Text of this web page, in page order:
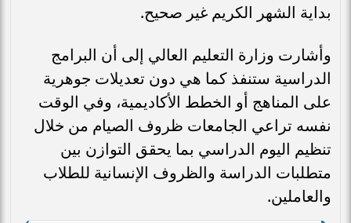
بداية الشهر الكريم غير صحيح.
وأشارت وزارة التعليم العالي إلى أن البرامج
الدراسية ستنفذ كما هي دون تعديلات جوهرية
على المناهج أو الخطط الأكاديمية، وفي الوقت
نفسه تراعي الجامعات ظروف الصيام من خلال
تنظيم اليوم الدراسي بما يحقق التوازن بين
متطلبات الدراسة والظروف الإنسانية للطلاب
والعاملين.